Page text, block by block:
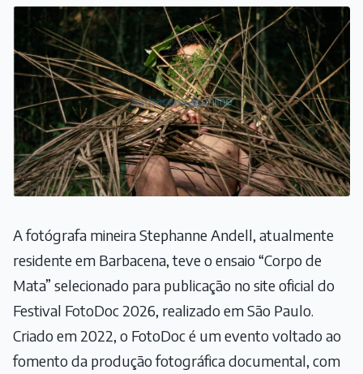
A fotógrafa mineira Stephanne Andell, atualmente
residente em Barbacena, teve o ensaio “Corpo de
Mata” selecionado para publicação no site oficial do
Festival FotoDoc 2026, realizado em São Paulo.
Criado em 2022, o FotoDoc é um evento voltado ao
fomento da produção fotográfica documental, com